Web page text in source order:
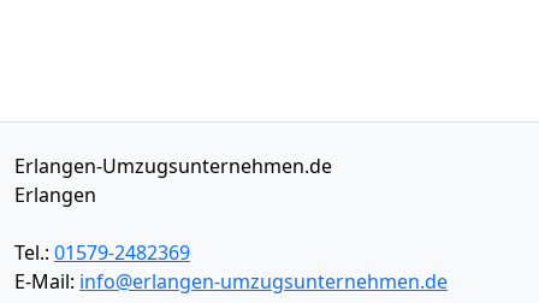
Erlangen-Umzugsunternehmen.de
Erlangen
Tel.: 01579-2482369
E-Mail: info@erlangen-umzugsunternehmen.de